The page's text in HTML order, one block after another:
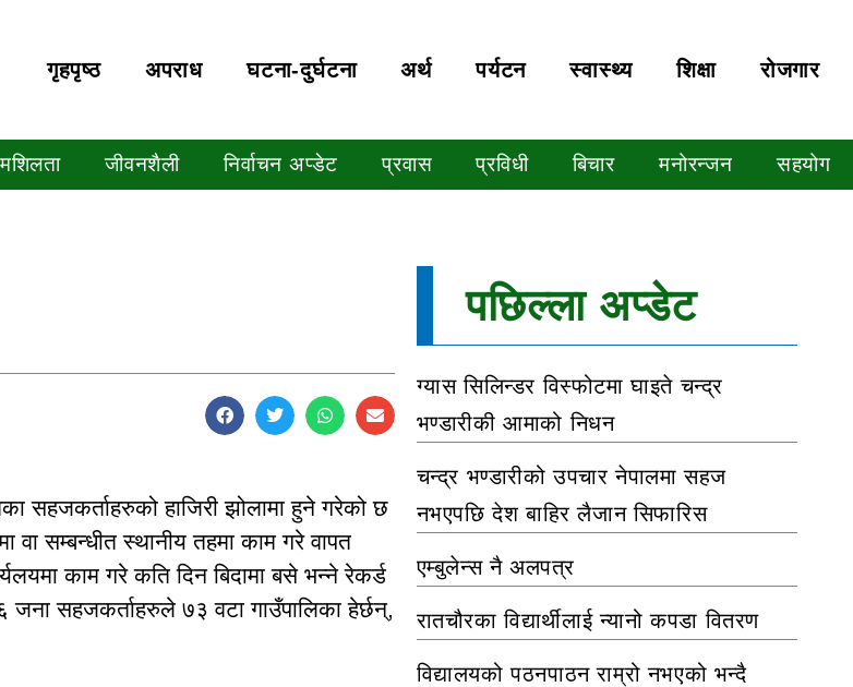
गृहपृष्‍ठ अपराध घटना-दुर्घटना अर्थ पर्यटन स्वास्थ्य शिक्षा रोजगार
जीवनशैली निर्वाचन अप्डेट प्रवास प्रविधी बिचार मनोरन्जन सहयोग
सहजकर्ताहरुको हाजिरी झोलामा हुने गरेको छ
वा सम्बन्धीत स्थानीय तहमा काम गरे वापत
काम गरे कति दिन बिदामा बसे भन्ने रेकर्ड
जना सहजकर्ताहरुले ७३ वटा गाउँपालिका हेर्छन्,
पछिल्ला अप्डेट
ग्यास सिलिन्डर विस्फोटमा घाइते चन्द्र
भण्डारीकी आमाको निधन
चन्द्र भण्डारीको उपचार नेपालमा सहज
नभएपछि देश बाहिर लैजान सिफारिस
एम्बुलेन्स नै अलपत्र
रातचौरका विद्यार्थीलाई न्यानो कपडा वितरण
विद्यालयको पठनपाठन राम्रो नभएको भन्दै